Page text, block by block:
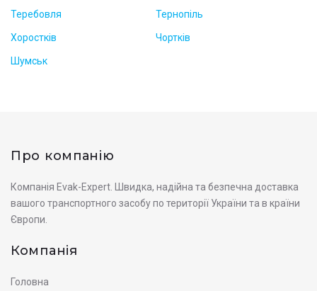
Теребовля Тернопіль
Хоростків Чортків
Шумськ
Про компанію
Компанія Evak-Expert. Швидка, надійна та безпечна доставка
вашого транспортного засобу по території України та в країни
Європи.
Компанія
Головна